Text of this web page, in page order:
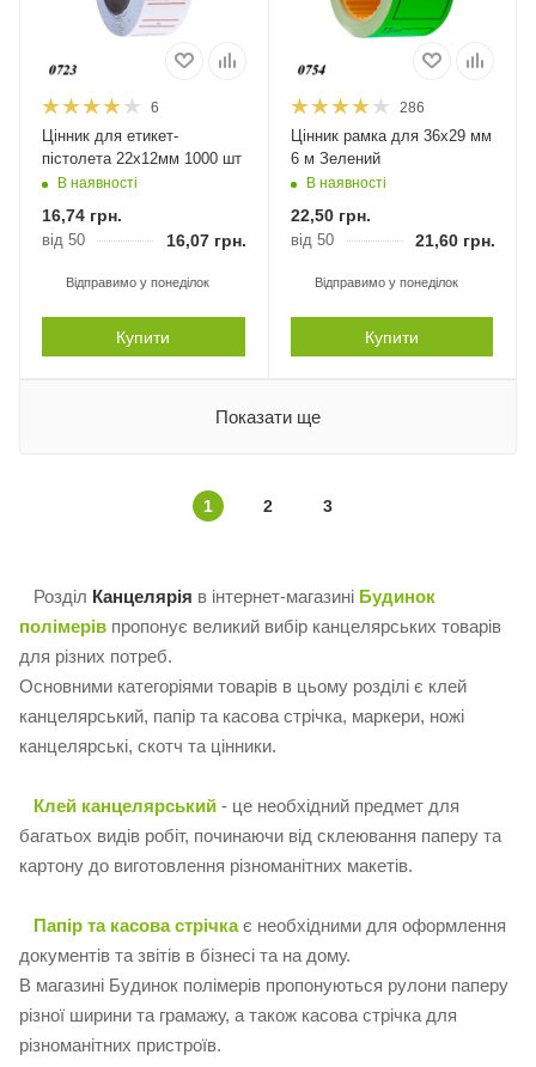
6
Цінник для етикет-
пістолета 22х12мм 1000 шт
В наявності
16,74 грн.
від 50 16,07 грн.
Відправимо у понеділок
Купити
286
Цінник рамка для 36х29 мм
6 м Зелений
В наявності
22,50грн.
від 50 21,60грн.
Відправимо у понеділок
Купити
Показати ще
1 2 3
Розділ Канцелярія в інтернет-магазині Будинок
полімерів пропонує великий вибір канцелярських товарів
для різних потреб.
Основними категоріями товарів в цьому розділі є клей
канцелярський, папір та касова стрічка, маркери, ножі
канцелярські, скотч та цінники.
Клей канцелярський - це необхідний предмет для
багатьох видів робіт, починаючи від склеювання паперу та
картону до виготовлення різноманітних макетів.
Папір та касова стрічкає необхідними для оформлення
документів та звітів в бізнесі та на дому.
В магазині Будинок полімерів пропонуються рулони паперу
різної ширини та грамажу, а також касова стрічка для
різноманітних пристроїв.